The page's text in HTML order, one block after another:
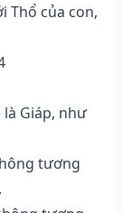
Thổ của con,
Giáp, như
tương